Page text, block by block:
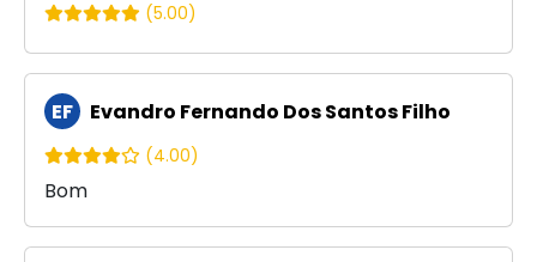
(5.00)
EF Evandro Fernando Dos Santos Filho
(4.00)
Bom